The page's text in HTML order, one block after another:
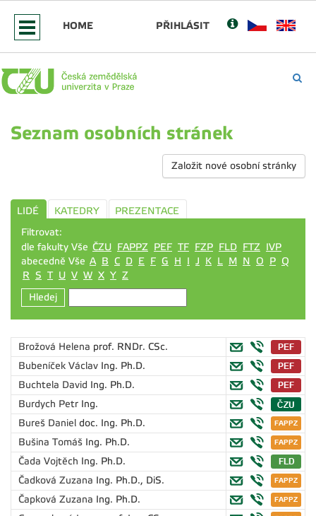
HOME PŘIHLÁSIT
Seznam osobních stránek
Založit nové osobní stránky
LIDÉ KATEDRY
PREZENTACE
Filtrovat:
dle fakulty Vše ČZU FAPPZ PEF TF FZP FLD FTZ IVP
abecedně Vše A B C D E F G H I J K L M N O P Q
R S T U V W X Y Z
Hledej
Brožová Helena prof. RNDr. CSc.
Bubeníček Václav Ing. Ph.D.
Buchtela David Ing. Ph.D.
Burdych Petr Ing.
Bureš Daniel doc. Ing. Ph.D.
Bušina Tomáš Ing. Ph.D.
Čada Vojtěch Ing. Ph.D.
Čadková Zuzana Ing. Ph.D., DiS.
Čapková Zuzana Ing. Ph.D.